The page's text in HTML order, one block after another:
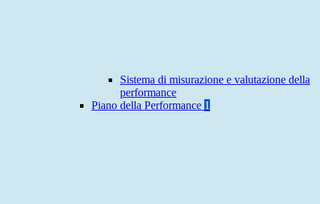
Sistema di misurazione e valutazione della
performance
Piano della Performance 1